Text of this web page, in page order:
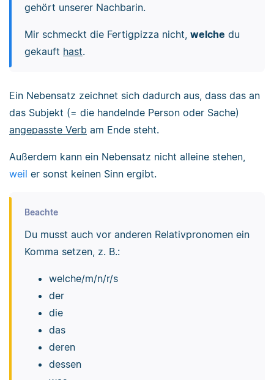
gehört unserer Nachbarin.
Mir schmeckt die Fertigpizza nicht, welche du
gekauft hast.
Ein Nebensatz zeichnet sich dadurch aus, dass das an
das Subjekt (= die handelnde Person oder Sache)
angepasste Verb am Ende steht.
Außerdem kann ein Nebensatz nicht alleine stehen,
weil er sonst keinen Sinn ergibt.
Beachte
Du musst auch vor anderen Relativpronomen ein
Komma setzen, z. B.:
welche/m/n/r/s
der
die
das
deren
dessen